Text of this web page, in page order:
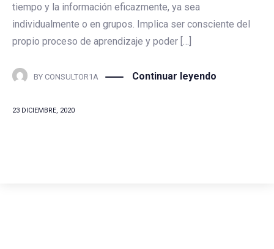
tiempo y la información eficazmente, ya sea
individualmente o en grupos. Implica ser consciente del
propio proceso de aprendizaje y poder […]
BY CONSULTOR1A Continuar leyendo
23 DICIEMBRE, 2020